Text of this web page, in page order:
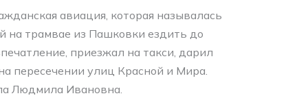
авиация, которая называлась
на трамвае из Пашковки ездить до
приезжал на такси, дарил
пересечении улиц Красной и Мира.
Людмила Ивановна.